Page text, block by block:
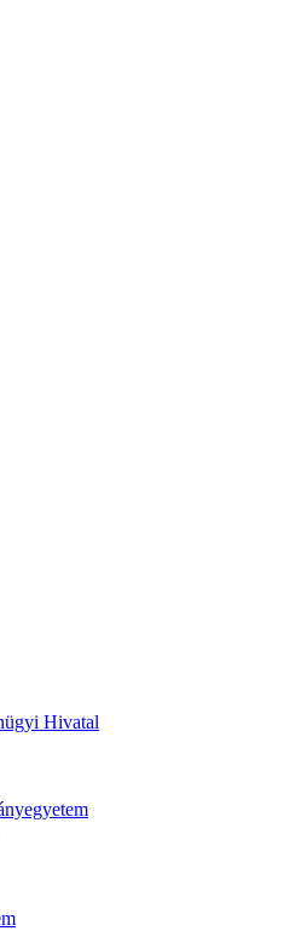
Hivatal